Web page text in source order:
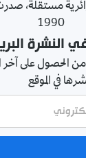
مستقلة،
1990
النشرة
الحصول على آخر
في الموقع